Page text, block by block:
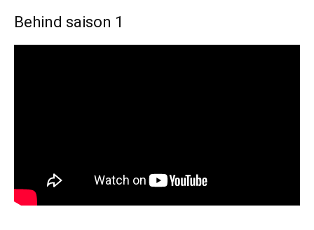
Behind saison 1